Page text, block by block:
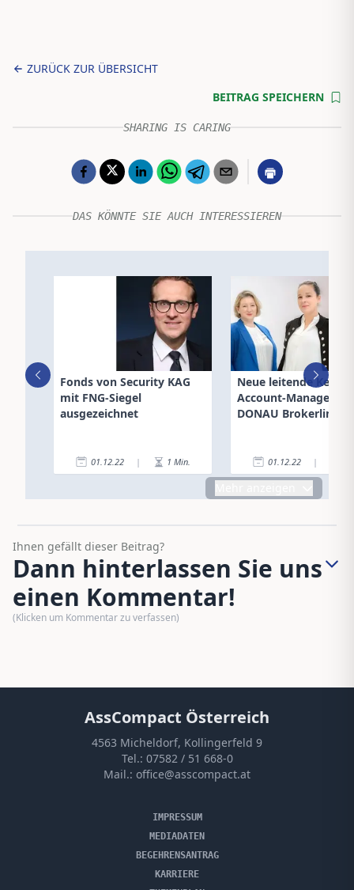
ZURÜCK ZUR ÜBERSICHT
BEITRAG SPEICHERN
SHARING IS CARING
DAS KÖNNTE SIE AUCH INTERESSIEREN
Fonds von Security KAG
mit FNG-Siegel
ausgezeichnet
01.12.22 | 1 Min.
Neue leitende Key-
Account-Manager
DONAU Brokerline
01.12.22 |
Ihnen gefällt dieser Beitrag?
Dann hinterlassen Sie uns
einen Kommentar!
(Klicken um Kommentar zu verfassen)
AssCompact Österreich
4563 Micheldorf, Kollingerfeld 9
Tel.: 07582 / 51 668-0
Mail.: office@asscompact.at
IMPRESSUM
MEDIADATEN
BEGEHRENSANTRAG
KARRIERE